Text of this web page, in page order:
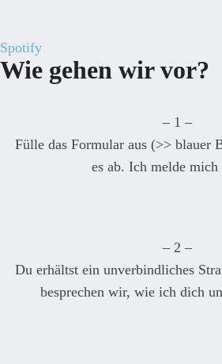
Spotify
Wie gehen wir vor?
– 1 –
Fülle das Formular aus (>> blauer
es ab. Ich melde
– 2 –
Du erhältst ein unverbindliches
besprechen wir, wie ich dich